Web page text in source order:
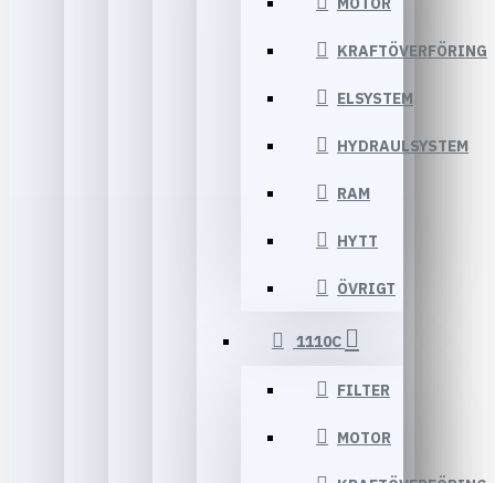
KRAFTÖVERFÖRING
ELSYSTEM
HYDRAULSYSTEM
RAM
HYTT
ÖVRIGT
1110C
FILTER
MOTOR